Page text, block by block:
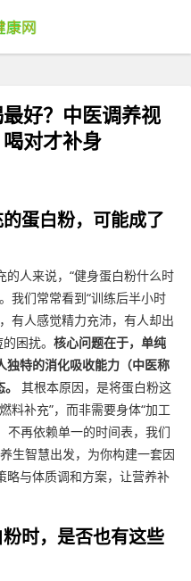
好？中医调养视
对才补身
蛋白粉，可能成了
人来说，“健身蛋白粉什么时
我们常常看到“训练后半小时
有人感觉精力充沛，有人却出
困扰。 核心问题在于，单纯
独特的消化吸收能力（中医称
其根本原因，是将蛋白粉这
料补充”，而非需要身体“加工
不再依赖单一的时间表，我们
生智慧出发，为你构建一套因
略与体质调和方案，让营养补
时，是否也有这些